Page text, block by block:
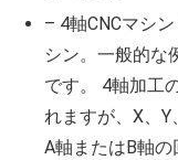
– 4軸CNCマシ
シン。一般的な
です。 4軸加工
れますが、X、Y
A軸またはB軸